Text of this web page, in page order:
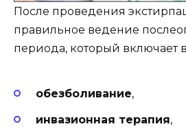
После проведения
правильное ведение
периода, который включает
обезболивание,
инвазионная терапия,